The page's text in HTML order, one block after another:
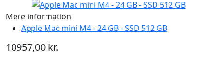
Mere information
Apple Mac mini M4 - 24 GB - SSD 512 GB
10957,00 kr.